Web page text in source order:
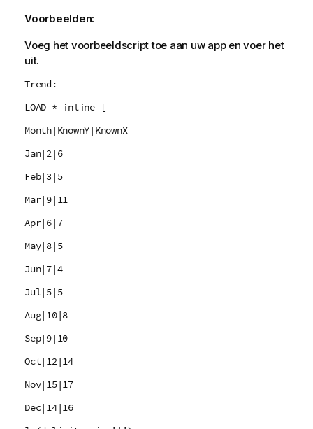
Voorbeelden:
Voeg het voorbeeldscript toe aan uw app en voer het
uit.
Trend:
LOAD * inline [
Month|KnownY|KnownX
Jan|2|6
Feb|3|5
Mar|9|11
Apr|6|7
May|8|5
Jun|7|4
Jul|5|5
Aug|10|8
Sep|9|10
Oct|12|14
Nov|15|17
Dec|14|16